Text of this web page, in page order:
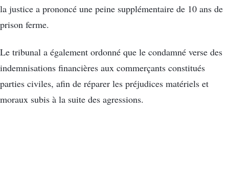
la justice a prononcé une peine supplémentaire de 10 ans de
prison ferme.
Le tribunal a également ordonné que le condamné verse des
indemnisations financières aux commerçants constitués
parties civiles, afin de réparer les préjudices matériels et
moraux subis à la suite des agressions.